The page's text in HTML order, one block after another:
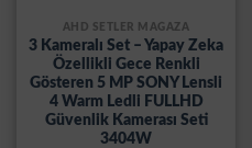
AHD SETLER MAĞAZA
3 Kameralı Set – Yapay Zeka
Özellikli Gece Renkli
Gösteren 5 MP SONY Lensli
4 Warm Ledli FULLHD
Güvenlik Kamerası Seti
3404W